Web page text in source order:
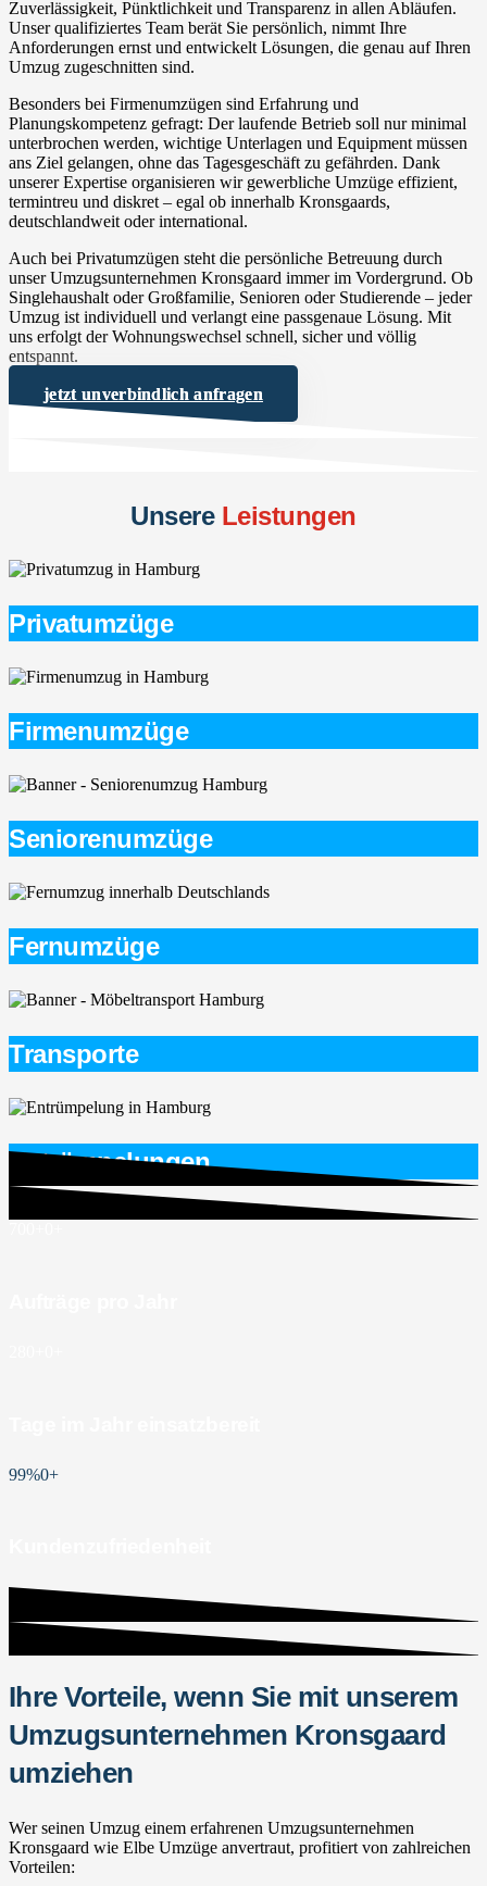
Zuverlässigkeit, Pünktlichkeit und Transparenz in allen Abläufen.
Unser qualifiziertes Team berät Sie persönlich, nimmt Ihre
Anforderungen ernst und entwickelt Lösungen, die genau auf Ihren
Umzug zugeschnitten sind.
Besonders bei Firmenumzügen sind Erfahrung und
Planungskompetenz gefragt: Der laufende Betrieb soll nur minimal
unterbrochen werden, wichtige Unterlagen und Equipment müssen
ans Ziel gelangen, ohne das Tagesgeschäft zu gefährden. Dank
unserer Expertise organisieren wir gewerbliche Umzüge effizient,
termintreu und diskret – egal ob innerhalb Kronsgaards,
deutschlandweit oder international.
Auch bei Privatumzügen steht die persönliche Betreuung durch
unser Umzugsunternehmen Kronsgaard immer im Vordergrund. Ob
Singlehaushalt oder Großfamilie, Senioren oder Studierende – jeder
Umzug ist individuell und verlangt eine passgenaue Lösung. Mit
uns erfolgt der Wohnungswechsel schnell, sicher und völlig
entspannt.
jetzt unverbindlich anfragen
UnsereLeistungen
Privatumzüge
Firmenumzüge
Seniorenumzüge
Fernumzüge
Transporte
Entrümpelungen
99%0+
Ihre Vorteile, wenn Sie mit unserem
Umzugsunternehmen Kronsgaard
umziehen
Wer seinen Umzug einem erfahrenen Umzugsunternehmen
Kronsgaard wie Elbe Umzüge anvertraut, profitiert von zahlreichen
Vorteilen: